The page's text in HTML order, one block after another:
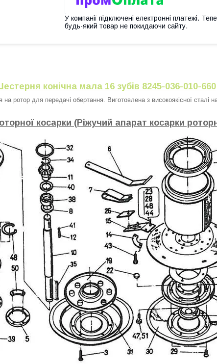
У компанії підключені електронні платежі.
будь-який товар не покидаючи сайту.
конічна мала 16 зубів 8245-036-010-660
на ротор для передачі обертання. Виготовлена з високоякісної сталі
косарки (Ріжучий апарат косарки